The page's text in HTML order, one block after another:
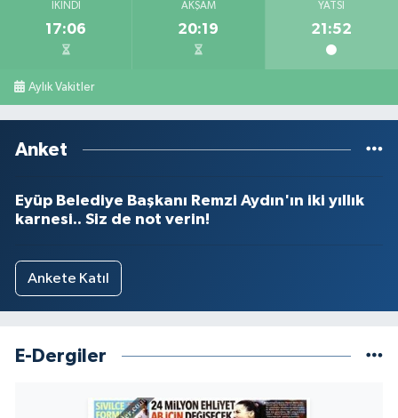
İKINDI
17:06
AKŞAM
20:19
YATSI
21:52
Aylık Vakitler
Anket
Eyüp Belediye Başkanı Remzi Aydın'ın iki yıllık
karnesi.. Siz de not verin!
Ankete Katıl
E-Dergiler